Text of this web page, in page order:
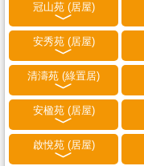
冠山苑 (居屋)
安秀苑 (居屋)
清濤苑 (綠置居)
安楹苑 (居屋)
啟悅苑 (居屋)